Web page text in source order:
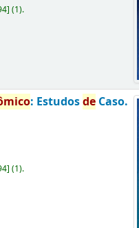
](1).
: Estudosde Caso.
](1).